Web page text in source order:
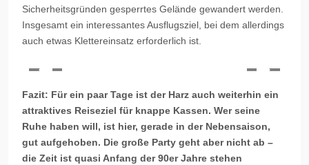
Sicherheitsgründen gesperrtes Gelände gewandert werden.
Insgesamt ein interessantes Ausflugsziel, bei dem allerdings
auch etwas Klettereinsatz erforderlich ist.
Fazit: Für ein paar Tage ist der Harz auch weiterhin ein
attraktives Reiseziel für knappe Kassen. Wer seine
Ruhe haben will, ist hier, gerade in der Nebensaison,
gut aufgehoben. Die große Party geht aber nicht ab –
die Zeit ist quasi Anfang der 90er Jahre stehen